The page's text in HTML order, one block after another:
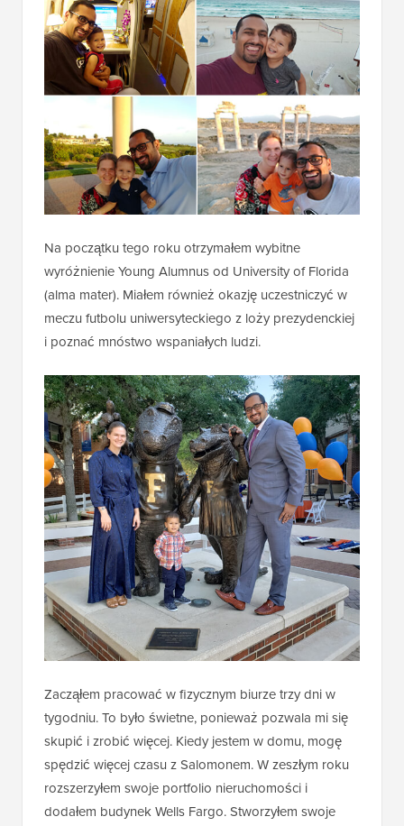
Na początku tego roku otrzymałem wybitne
wyróżnienie Young Alumnus od University of Florida
(alma mater). Miałem również okazję uczestniczyć w
meczu futbolu uniwersyteckiego z loży prezydenckiej
i poznać mnóstwo wspaniałych ludzi.
Zacząłem pracować w fizycznym biurze trzy dni w
tygodniu. To było świetne, ponieważ pozwala mi się
skupić i zrobić więcej. Kiedy jestem w domu, mogę
spędzić więcej czasu z Salomonem. W zeszłym roku
rozszerzyłem swoje portfolio nieruchomości i
dodałem budynek Wells Fargo. Stworzyłem swoje